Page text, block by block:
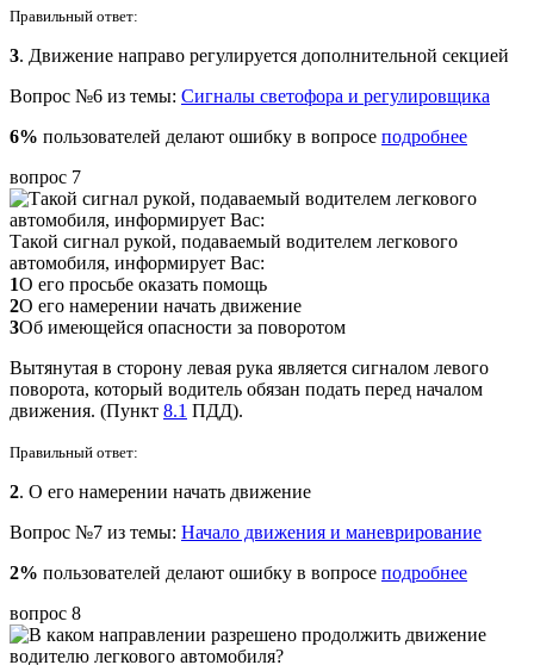
Правильный ответ:
3. Движение направо регулируется дополнительной секцией
Вопрос №6 из темы: Сигналы светофора и регулировщика
6% пользователей делают ошибку в вопросе подробнее
вопрос 7
Такой сигнал рукой, подаваемый водителем легкового
автомобиля, информирует Вас:
1О его просьбе оказать помощь
2О его намерении начать движение
3Об имеющейся опасности за поворотом
Вытянутая в сторону левая рука является сигналом левого
поворота, который водитель обязан подать перед началом
движения. (Пункт 8.1 ПДД).
Правильный ответ:
2. О его намерении начать движение
Вопрос №7 из темы: Начало движения и маневрирование
2% пользователей делают ошибку в вопросе подробнее
вопрос 8